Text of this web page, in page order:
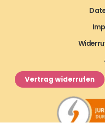
Vertrag widerrufen